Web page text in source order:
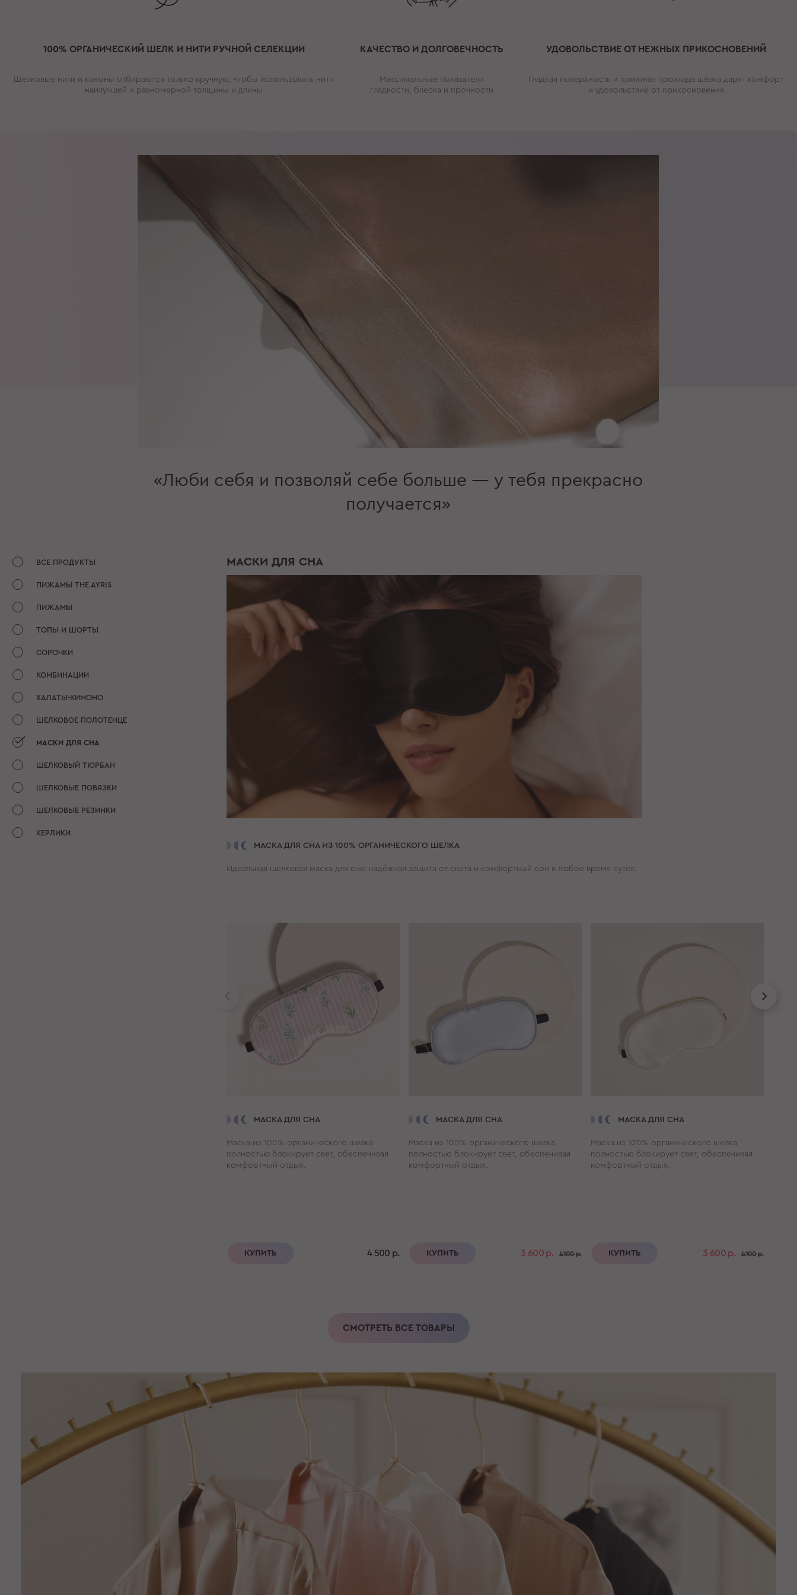
100% ОРГАНИЧЕСКИЙ ШЕЛК И НИТИ РУЧНОЙ СЕЛЕКЦИИ
Шелковые нити и коконы отбираются только вручную, чтобы использовать нити
наилучшей и равномерной толщины и длины
КАЧЕСТВО И ДОЛГОВЕЧНОСТЬ
Максимальные показатели
гладкости, блеска и прочности
УДОВОЛЬСТВИЕ ОТ НЕЖНЫХ ПРИКОСНОВЕНИЙ
Гладкая поверхность и приятная прохлада шёлка дарят комфорт
и удовольствие от прикосновения
«Люби себя и позволяй себе больше — у тебя прекрасно
получается»‎
ВСЕ ПРОДУКТЫ
ПИЖАМЫ THE AYRIS
ПИЖАМЫ
ТОПЫ И ШОРТЫ
СОРОЧКИ
КОМБИНАЦИИ
ХАЛАТЫ-КИМОНО
ШЕЛКОВОЕ ПОЛОТЕНЦЕ
МАСКИ ДЛЯ СНА
ШЕЛКОВЫЙ ТЮРБАН
ШЕЛКОВЫЕ ПОВЯЗКИ
ШЕЛКОВЫЕ РЕЗИНКИ
КЕРЛИКИ
МАСКИ ДЛЯ СНА
МАСКА ДЛЯ СНА ИЗ 100% ОРГАНИЧЕСКОГО ШЕЛКА
Идеальная шелковая маска для сна: надёжная защита от света и комфортный сон в любое время суток.
МАСКА ДЛЯ СНА
Маска из 100% органического шелка
полностью блокирует свет, обеспечивая
комфортный отдых.
КУПИТЬ 4 500 р.
МАСКА ДЛЯ СНА
Маска из 100% органического шелка
полностью блокирует свет, обеспечивая
комфортный отдых.
КУПИТЬ 4100 р.
3 600 р.
МАСКА ДЛЯ СНА
Маска из 100% органического шелка
полностью блокирует свет, обеспечивая
комфортный отдых.
КУПИТЬ 4100 р.
3 600 р.
СМОТРЕТЬ ВСЕ ТОВАРЫ